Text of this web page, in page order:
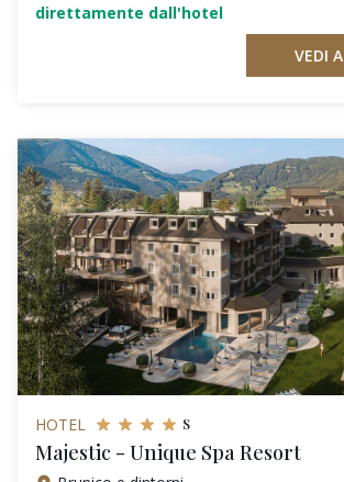
direttamente dall'hotel
VEDI
HOTEL s
Majestic - Unique Spa Resort